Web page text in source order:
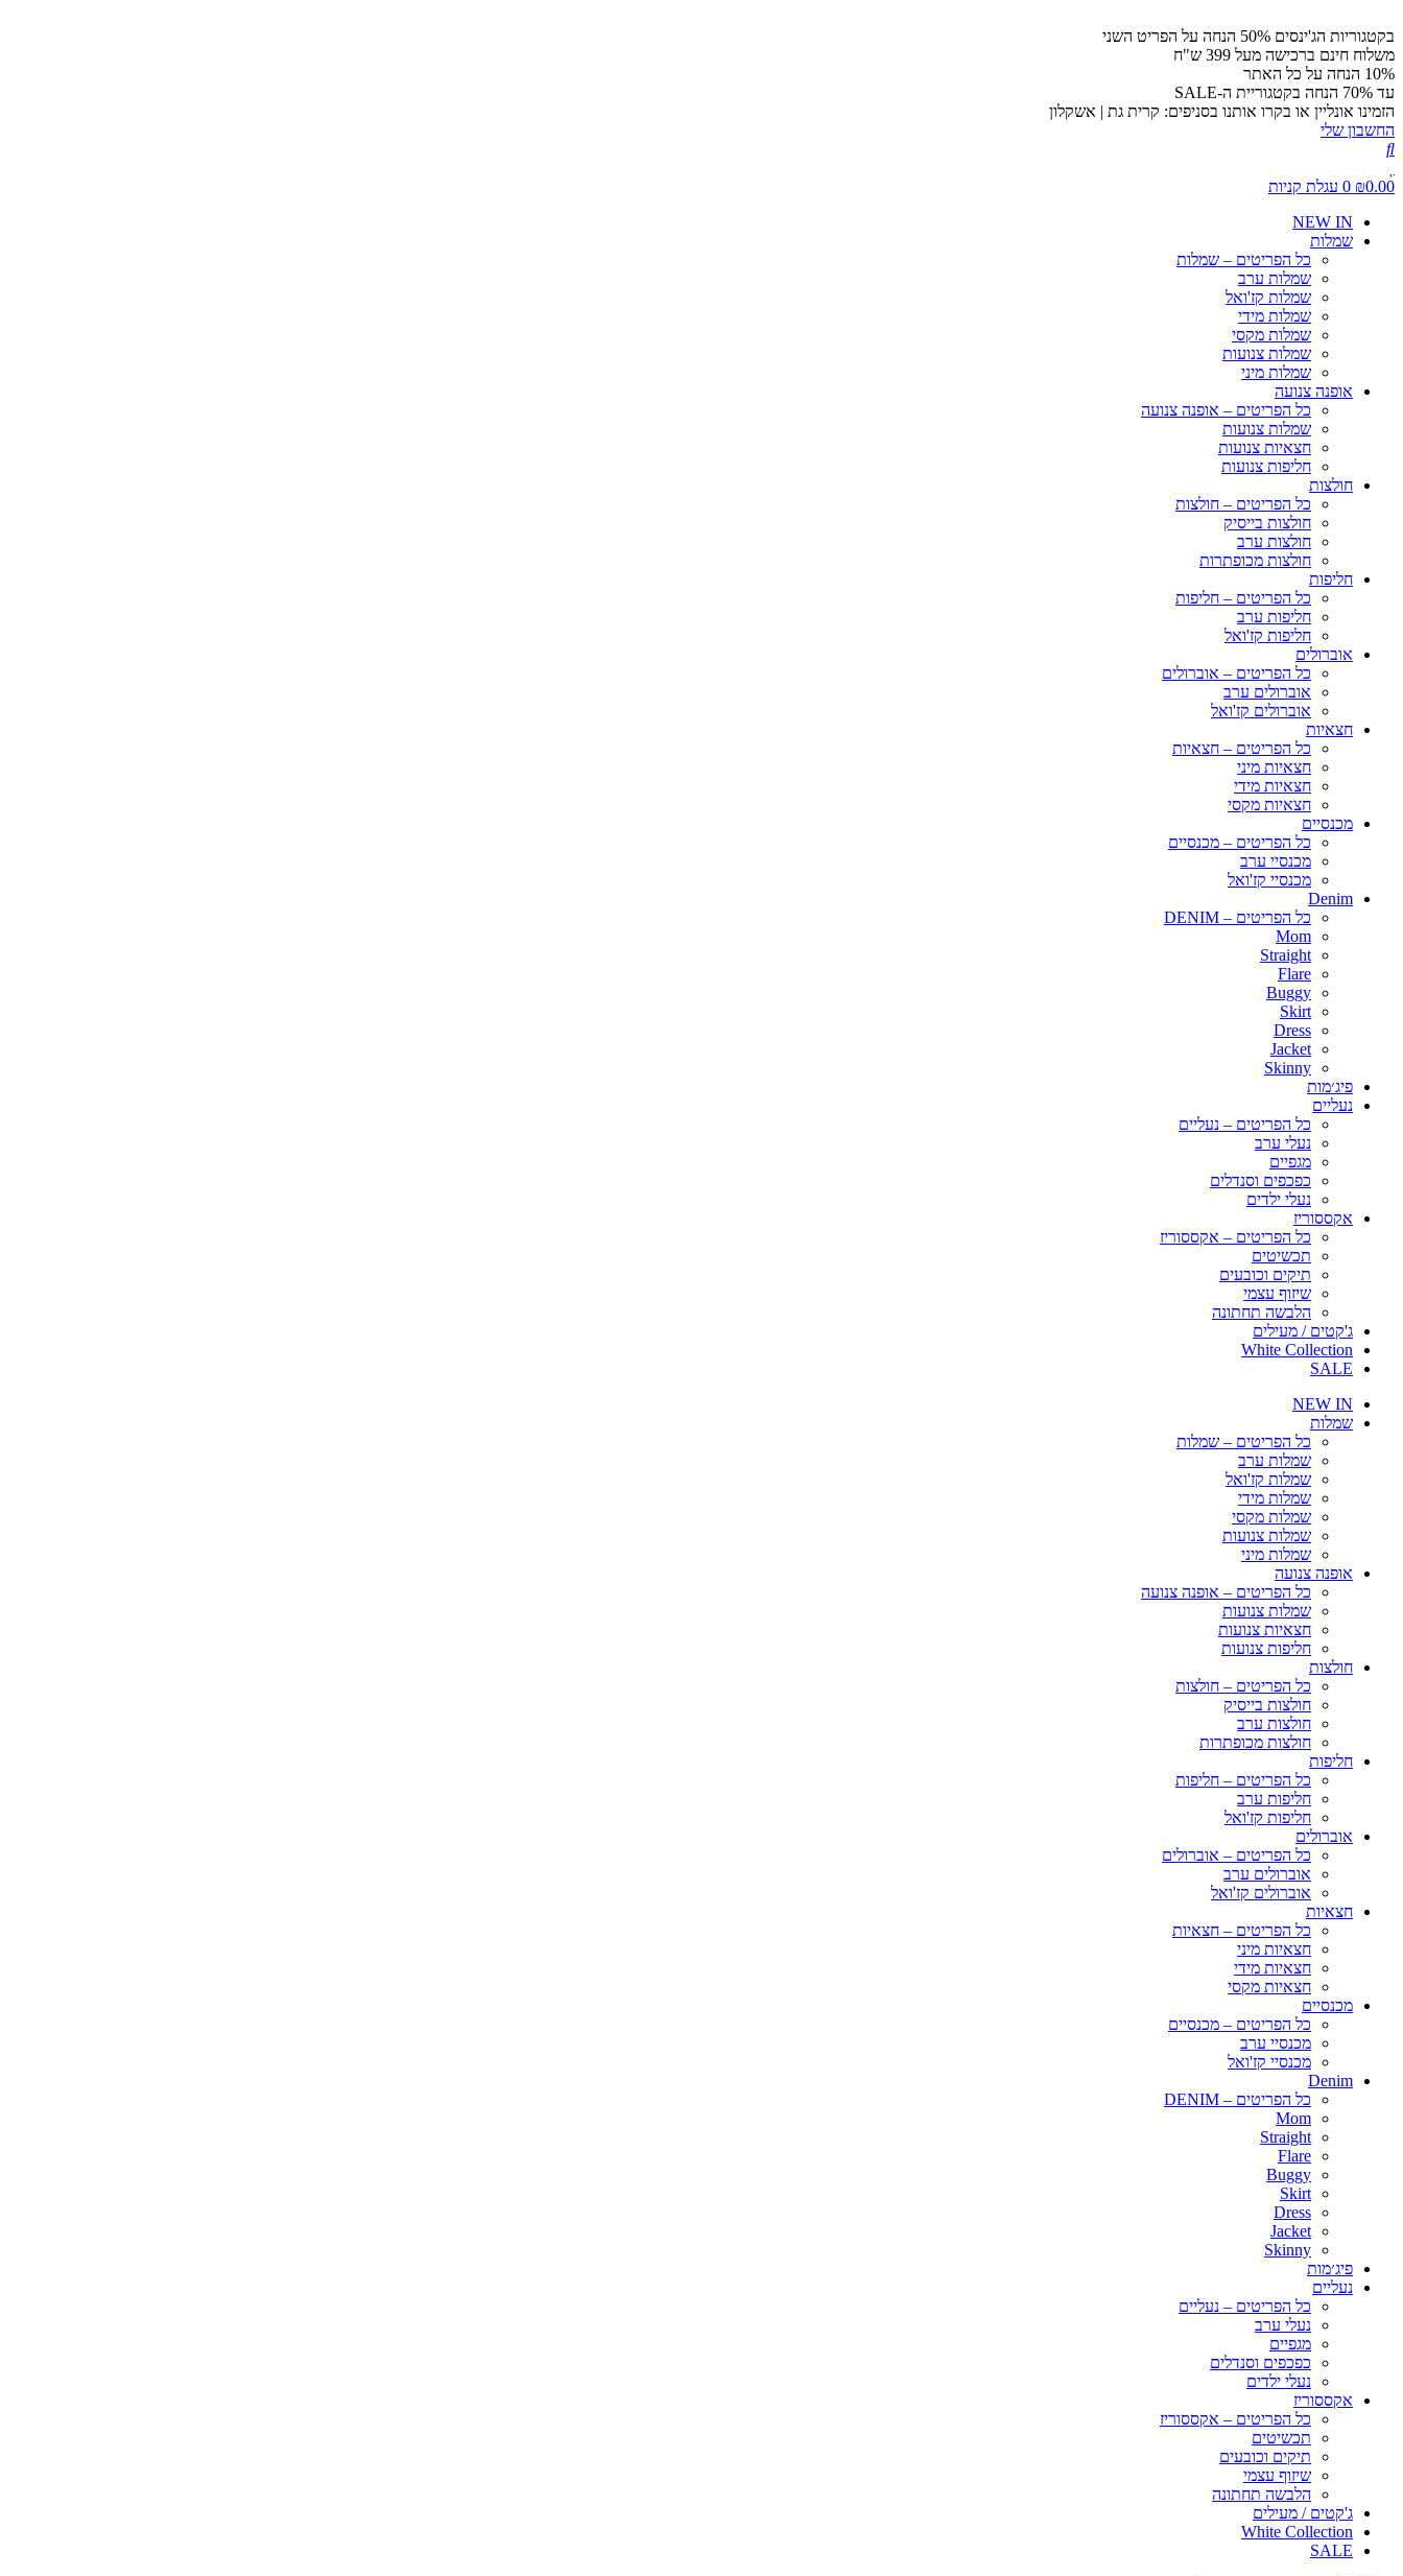
בקטגוריות הג'ינסים 50% הנחה על הפריט השני
משלוח חינם ברכישה מעל 399 ש"ח
10% הנחה על כל האתר
עד 70% הנחה בקטגוריית ה-SALE
הזמינו אונליין או בקרו אותנו בסניפים: קרית גת | אשקלון
החשבון שלי
₪0.00
0 עגלת קניות
NEW IN
שמלות
כל הפריטים – שמלות
שמלות ערב
שמלות קז'ואל
שמלות מידי
שמלות מקסי
שמלות צנועות
שמלות מיני
אופנה צנועה
כל הפריטים – אופנה צנועה
שמלות צנועות
חצאיות צנועות
חליפות צנועות
חולצות
כל הפריטים – חולצות
חולצות בייסיק
חולצות ערב
חולצות מכופתרות
חליפות
כל הפריטים – חליפות
חליפות ערב
חליפות קז'ואל
אוברולים
כל הפריטים – אוברולים
אוברולים ערב
אוברולים קז'ואל
חצאיות
כל הפריטים – חצאיות
חצאיות מיני
חצאיות מידי
חצאיות מקסי
מכנסיים
כל הפריטים – מכנסיים
מכנסיי ערב
מכנסיי קז'ואל
Denim
כל הפריטים – DENIM
Mom
Straight
Flare
Buggy
Skirt
Dress
Jacket
Skinny
פיג׳מות
נעליים
כל הפריטים – נעליים
נעלי ערב
מגפיים
כפכפים וסנדלים
נעלי ילדים
אקססוריז
כל הפריטים – אקססוריז
תכשיטים
תיקים וכובעים
שיזוף עצמי
הלבשה תחתונה
ג'קטים / מעילים
White Collection
SALE
NEW IN
שמלות
כל הפריטים – שמלות
שמלות ערב
שמלות קז'ואל
שמלות מידי
שמלות מקסי
שמלות צנועות
שמלות מיני
אופנה צנועה
כל הפריטים – אופנה צנועה
שמלות צנועות
חצאיות צנועות
חליפות צנועות
חולצות
כל הפריטים – חולצות
חולצות בייסיק
חולצות ערב
חולצות מכופתרות
חליפות
כל הפריטים – חליפות
חליפות ערב
חליפות קז'ואל
אוברולים
כל הפריטים – אוברולים
אוברולים ערב
אוברולים קז'ואל
חצאיות
כל הפריטים – חצאיות
חצאיות מיני
חצאיות מידי
חצאיות מקסי
מכנסיים
כל הפריטים – מכנסיים
מכנסיי ערב
מכנסיי קז'ואל
Denim
כל הפריטים – DENIM
Mom
Straight
Flare
Buggy
Skirt
Dress
Jacket
Skinny
פיג׳מות
נעליים
כל הפריטים – נעליים
נעלי ערב
מגפיים
כפכפים וסנדלים
נעלי ילדים
אקססוריז
כל הפריטים – אקססוריז
תכשיטים
תיקים וכובעים
שיזוף עצמי
הלבשה תחתונה
ג'קטים / מעילים
White Collection
SALE